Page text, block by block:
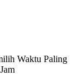
Waktu Paling